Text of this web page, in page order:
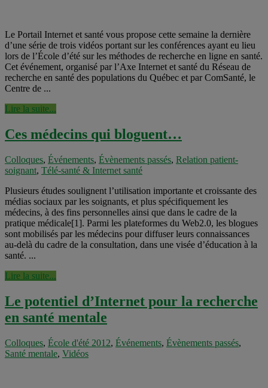
Le Portail Internet et santé vous propose cette semaine la dernière
d’une série de trois vidéos portant sur les conférences ayant eu lieu
lors de l’École d’été sur les méthodes de recherche en ligne en santé.
Cet événement, organisé par l’Axe Internet et santé du Réseau de
recherche en santé des populations du Québec et par ComSanté, le
Centre de ...
Lire la suite...
Ces médecins qui bloguent…
Colloques, Événements, Évènements passés, Relation patient-
soignant, Télé-santé & Internet santé
Plusieurs études soulignent l’utilisation importante et croissante des
médias sociaux par les soignants, et plus spécifiquement les
médecins, à des fins personnelles ainsi que dans le cadre de la
pratique médicale[1]. Parmi les plateformes du Web2.0, les blogues
sont mobilisés par les médecins pour diffuser leurs connaissances
au-delà du cadre de la consultation, dans une visée d’éducation à la
santé. ...
Lire la suite...
Le potentiel d’Internet pour la recherche
en santé mentale
Colloques, École d'été 2012, Événements, Évènements passés,
Santé mentale, Vidéos